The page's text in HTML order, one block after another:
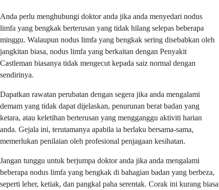
Anda perlu menghubungi doktor anda jika anda menyedari nodus
limfa yang bengkak berterusan yang tidak hilang selepas beberapa
minggu. Walaupun nodus limfa yang bengkak sering disebabkan oleh
jangkitan biasa, nodus limfa yang berkaitan dengan Penyakit
Castleman biasanya tidak mengecut kepada saiz normal dengan
sendirinya.
Dapatkan rawatan perubatan dengan segera jika anda mengalami
demam yang tidak dapat dijelaskan, penurunan berat badan yang
ketara, atau keletihan berterusan yang mengganggu aktiviti harian
anda. Gejala ini, terutamanya apabila ia berlaku bersama-sama,
memerlukan penilaian oleh profesional penjagaan kesihatan.
Jangan tunggu untuk berjumpa doktor anda jika anda mengalami
beberapa nodus limfa yang bengkak di bahagian badan yang berbeza,
seperti leher, ketiak, dan pangkal paha serentak. Corak ini kurang biasa